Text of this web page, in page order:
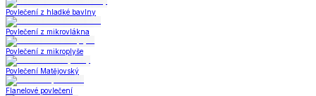
Povlečení z hladké bavlny
Povlečení z mikrovlákna
Povlečení z mikroplyše
Povlečení Matějovský
Flanelové povlečení